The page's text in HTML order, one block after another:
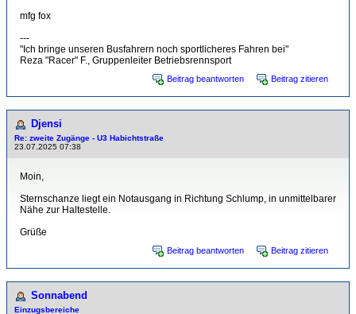
mfg fox
---
"Ich bringe unseren Busfahrern noch sportlicheres Fahren bei"
Reza "Racer" F., Gruppenleiter Betriebsrennsport
Beitrag beantworten Beitrag zitieren
Djensi
Re: zweite Zugänge - U3 Habichtstraße
23.07.2025 07:38
Moin,
Sternschanze liegt ein Notausgang in Richtung Schlump, in unmittelbarer
Nähe zur Haltestelle.
Grüße
Beitrag beantworten Beitrag zitieren
Sonnabend
Einzugsbereiche